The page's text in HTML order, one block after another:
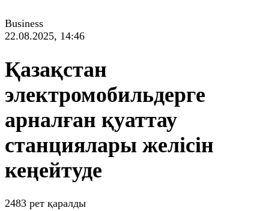
Business
22.08.2025, 14:46
Қазақстан
электромобильдерге
арналған қуаттау
станциялары желісін
кеңейтуде
2483 рет қаралды